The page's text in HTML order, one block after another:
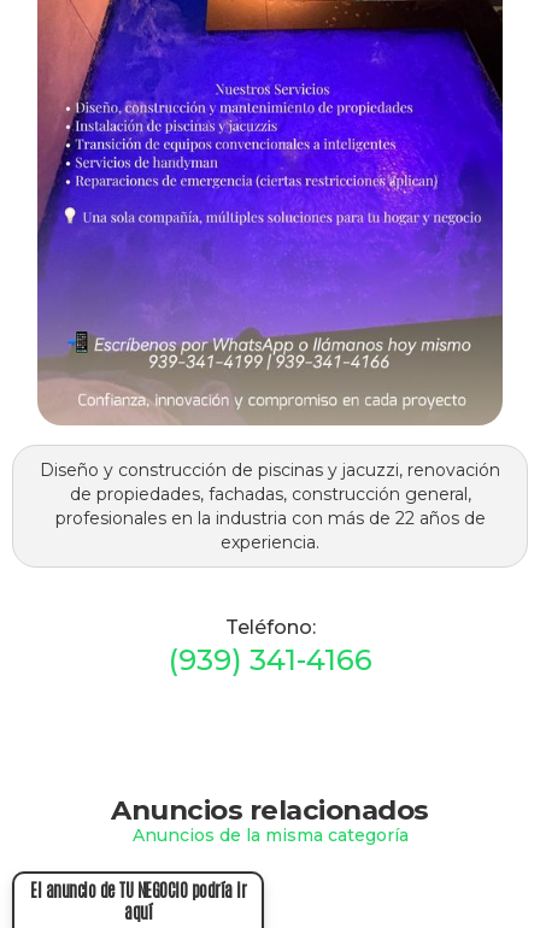
Diseño y construcción de piscinas y jacuzzi, renovación
de propiedades, fachadas, construcción general,
profesionales en la industria con más de 22 años de
experiencia.
Teléfono:
(939) 341-4166
Anuncios relacionados
Anuncios de la misma categoría
El anuncio de TU NEGOCIO podría ir
aquí